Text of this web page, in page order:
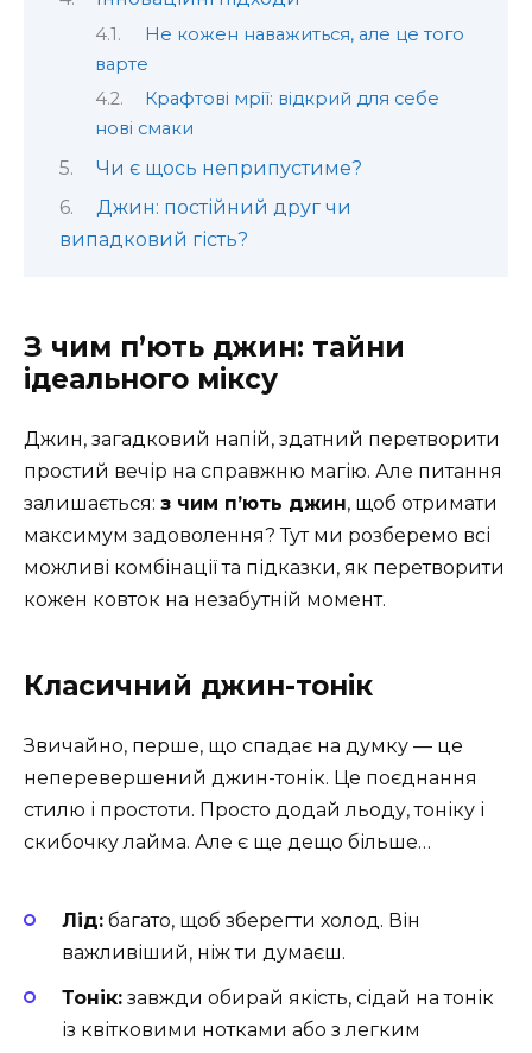
Не кожен наважиться, але це того
варте
Крафтові мрії: відкрий для себе
нові смаки
Чи є щось неприпустиме?
Джин: постійний друг чи
випадковий гість?
З чим п’ють джин: тайни
ідеального міксу
Джин, загадковий напій, здатний перетворити
простий вечір на справжню магію. Але питання
залишається: з чим п’ють джин, щоб отримати
максимум задоволення? Тут ми розберемо всі
можливі комбінації та підказки, як перетворити
кожен ковток на незабутній момент.
Класичний джин-тонік
Звичайно, перше, що спадає на думку — це
неперевершений джин-тонік. Це поєднання
стилю і простоти. Просто додай льоду, тоніку і
скибочку лайма. Але є ще дещо більше…
Лід: багато, щоб зберегти холод. Він
важливіший, ніж ти думаєш.
Тонік: завжди обирай якість, сідай на тонік
із квітковими нотками або з легким